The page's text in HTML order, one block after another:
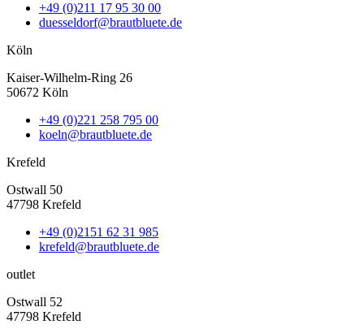
+49 (0)211 17 95 30 00
duesseldorf@brautbluete.de
Köln
Kaiser-Wilhelm-Ring 26
50672 Köln
+49 (0)221 258 795 00
koeln@brautbluete.de
Krefeld
Ostwall 50
47798 Krefeld
+49 (0)2151 62 31 985
krefeld@brautbluete.de
outlet
Ostwall 52
47798 Krefeld